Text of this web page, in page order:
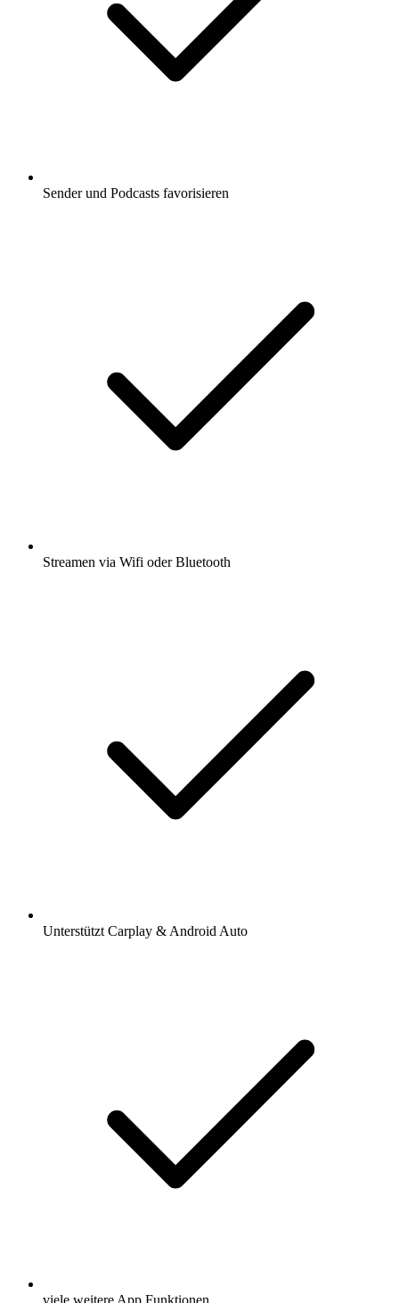
Sender und Podcasts favorisieren
Streamen via Wifi oder Bluetooth
Unterstützt Carplay & Android Auto